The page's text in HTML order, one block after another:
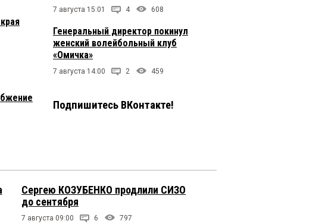
7 августа 15:01 4 608
Генеральный директор покинул
женский волейбольный клуб
«Омичка»
7 августа 14:00 2 459
Подпишитесь ВКонтакте!
Сергею КОЗУБЕНКО продлили СИЗО
до сентября
7 августа 09:00 6 797